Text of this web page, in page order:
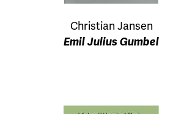
Christian Jansen
Emil Julius Gumbel